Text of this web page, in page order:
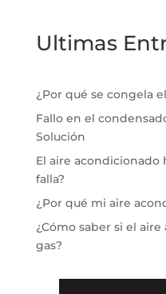
Ultimas
¿Por qué se congela
Fallo en el
Solución
El aire acondicionado
falla?
¿Por qué mi aire
¿Cómo saber si el
gas?